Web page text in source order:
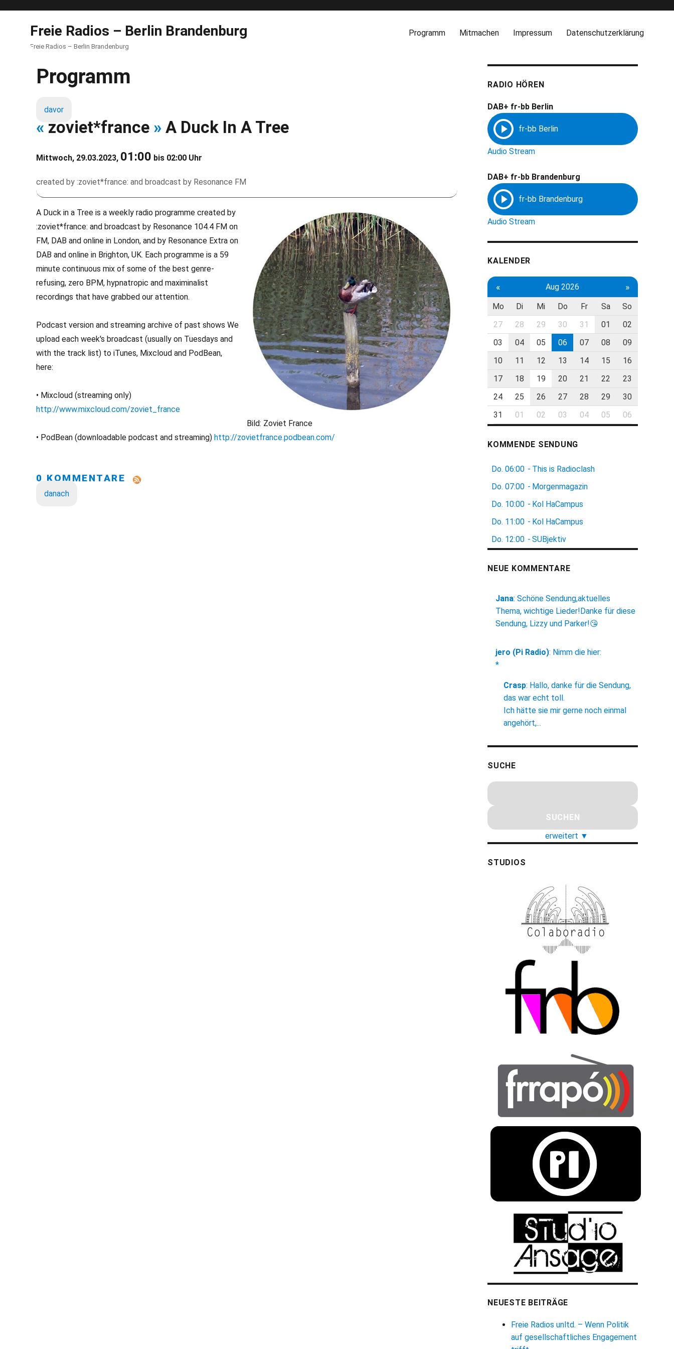
Freie Radios – Berlin Brandenburg
Freie Radios – Berlin Brandenburg
Programm Mitmachen Impressum Datenschutzerklärung
Programm
davor
« zoviet*france » A Duck In A Tree
Mittwoch, 29.03.2023, 01:00 bis 02:00 Uhr
created by :zoviet*france: and broadcast by Resonance FM
Bild: Zoviet France
A Duck in a Tree is a weekly radio programme created by
:zoviet*france: and broadcast by Resonance 104.4 FM on
FM, DAB and online in London, and by Resonance Extra on
DAB and online in Brighton, UK. Each programme is a 59
minute continuous mix of some of the best genre-
refusing, zero BPM, hypnatropic and maximinalist
recordings that have grabbed our attention.
Podcast version and streaming archive of past shows We
upload each week's broadcast (usually on Tuesdays and
with the track list) to iTunes, Mixcloud and PodBean,
here:
• Mixcloud (streaming only)
http://www.mixcloud.com/zoviet_france
• PodBean (downloadable podcast and streaming) http://zovietfrance.podbean.com/
0 KOMMENTARE
danach
RADIO HÖREN
DAB+ fr-bb Berlin
Audio Stream
DAB+ fr-bb Brandenburg
Audio Stream
KALENDER
« Aug 2026 »
Mo Di Mi Do Fr Sa
So
27
28 29 30 31 01
02
03
04 05 06 07 08
09
10
11 12 13 14 15
16
17
18 19 20 21 22
23
24
25 26 27 28 29
30
31
01 02 03 04 05 06
KOMMENDE SENDUNG
Do. 06:00 - This is Radioclash
Do. 07:00 - Morgenmagazin
Do. 10:00 - Kol HaCampus
Do. 11:00 - Kol HaCampus
Do. 12:00 - SUBjektiv
NEUE KOMMENTARE
Jana: Schöne Sendung,aktuelles
Thema, wichtige Lieder!Danke für diese
Sendung, Lizzy und Parker!😘
jero (Pi Radio): Nimm die hier:
*
Crasp: Hallo, danke für die Sendung,
das war echt toll.
Ich hätte sie mir gerne noch einmal
angehört,...
SUCHE
erweitert ▼
STUDIOS
NEUESTE BEITRÄGE
Freie Radios unltd. – Wenn Politik
auf gesellschaftliches Engagement